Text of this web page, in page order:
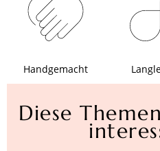
Handgemacht
Diese